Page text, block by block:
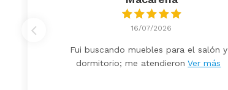
16/07/2026
Fui buscando muebles para el salón y
dormitorio; me atendieron Ver más